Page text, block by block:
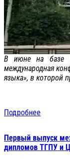
В июне на базе
международная
языка», в которой
Подробнее
Первый выпуск
дипломов ТГПУ и